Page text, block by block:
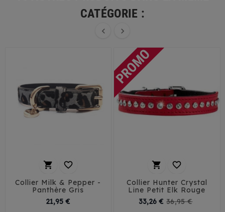
CATÉGORIE :
 
 
Collier Milk & Pepper -
Panthère Gris
1,5 cm / 25 cm
21,95 €
 
Collier Hunter Crystal
Line Petit Elk Rouge
33,26 € 36,95 €